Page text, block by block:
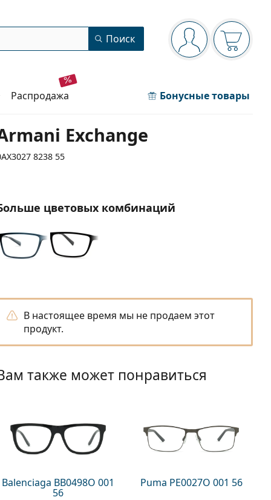
Панель навигации
Вы вошли вВаша
Поиск
распродажа Бонусные товары
Exchange
8238 55
цветовых комбинаций
В настоящее время мы не продаем этот
продукт.
также может понравиться
Balenciaga BB0498O 001
56
Puma PE0027O 001 56